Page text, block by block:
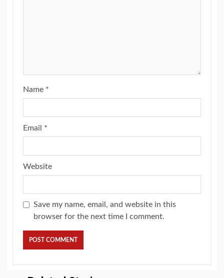
Name *
Email *
Website
Save my name, email, and website in this
browser for the next time I comment.